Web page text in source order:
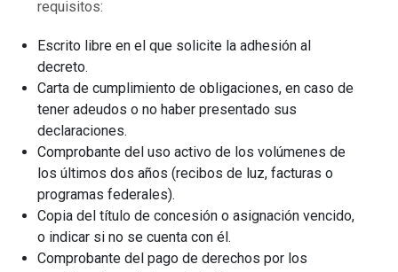
requisitos:
Escrito libre en el que solicite la adhesión al
decreto.
Carta de cumplimiento de obligaciones, en caso de
tener adeudos o no haber presentado sus
declaraciones.
Comprobante del uso activo de los volúmenes de
los últimos dos años (recibos de luz, facturas o
programas federales).
Copia del título de concesión o asignación vencido,
o indicar si no se cuenta con él.
Comprobante del pago de derechos por los